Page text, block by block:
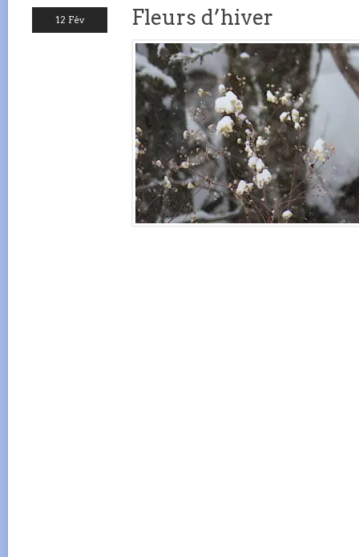
12 Fév Fleurs d’hiver